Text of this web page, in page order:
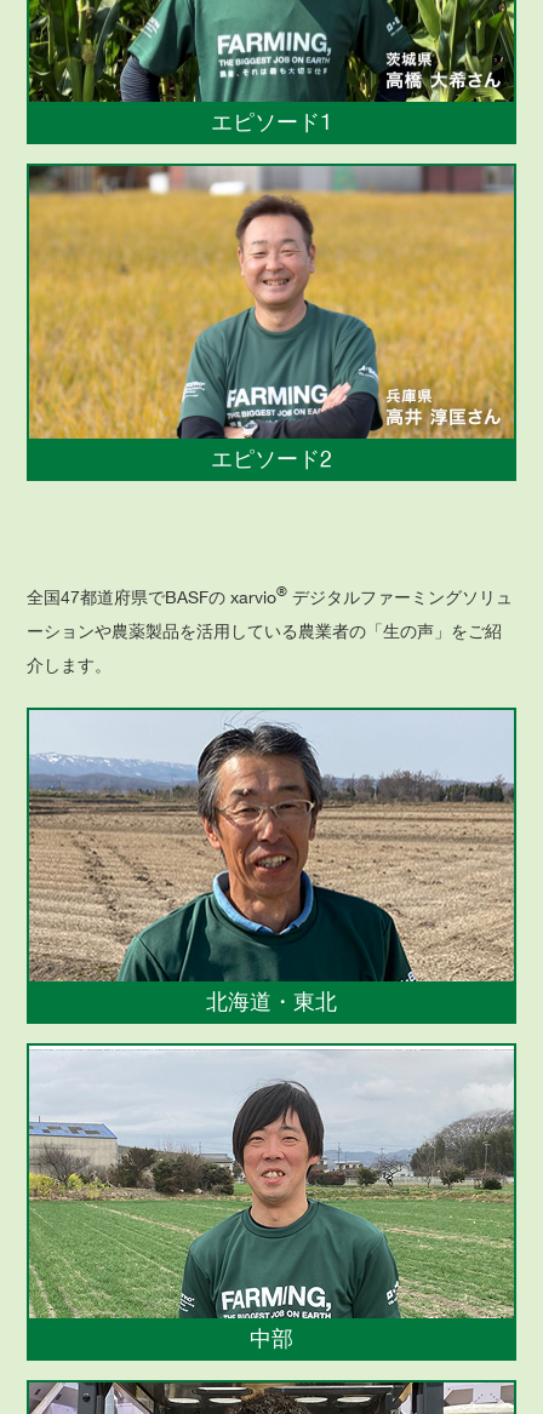
エピソード1
エピソード2
全国47都道府県でBASFの xarvio® デジタルファーミングソリュ
ーションや農薬製品を活用している農業者の「生の声」をご紹
介します。
北海道・東北
中部